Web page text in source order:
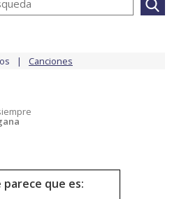
Canciones
parece que es: